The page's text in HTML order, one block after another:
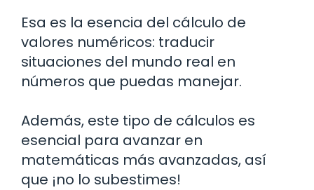
Esa es la esencia del cálculo de
valores numéricos: traducir
situaciones del mundo real en
números que puedas manejar.
Además, este tipo de cálculos es
esencial para avanzar en
matemáticas más avanzadas, así
que ¡no lo subestimes!